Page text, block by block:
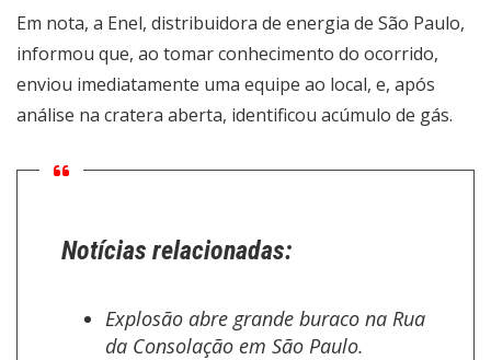
Em nota, a Enel, distribuidora de energia de São Paulo,
informou que, ao tomar conhecimento do ocorrido,
enviou imediatamente uma equipe ao local, e, após
análise na cratera aberta, identificou acúmulo de gás.
Notícias relacionadas:
Explosão abre grande buraco na Rua
da Consolação em São Paulo.